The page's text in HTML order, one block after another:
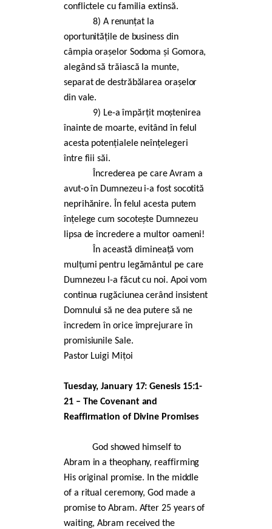
conflictele cu familia extinsă.
8) A renunțat la
oportunitățile de business din
câmpia orașelor Sodoma și Gomora,
alegând să trăiască la munte,
separat de destrăbălarea orașelor
din vale.
9) Le-a împărțit moștenirea
înainte de moarte, evitând în felul
acesta potențialele neînțelegeri
între fiii săi.
Încrederea pe care Avram a
avut-o în Dumnezeu i-a fost socotită
neprihănire. În felul acesta putem
înțelege cum socotește Dumnezeu
lipsa de încredere a multor oameni!
În această dimineață vom
mulțumi pentru legământul pe care
Dumnezeu l-a făcut cu noi. Apoi vom
continua rugăciunea cerând insistent
Domnului să ne dea putere să ne
încredem în orice împrejurare în
promisiunile Sale.
Pastor Luigi Mițoi
Tuesday, January 17: Genesis 15:1-
21 – The Covenant and
Reaffirmation of Divine Promises
God showed himself to
Abram in a theophany, reaffirming
His original promise. In the middle
of a ritual ceremony, God made a
promise to Abram. After 25 years of
waiting, Abram received the